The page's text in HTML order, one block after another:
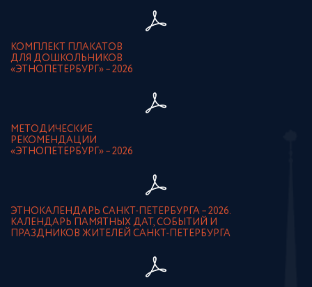
КОМПЛЕКТ ПЛАКАТОВ
ДЛЯ ДОШКОЛЬНИКОВ
«ЭТНОПЕТЕРБУРГ» – 2026
МЕТОДИЧЕСКИЕ
РЕКОМЕНДАЦИИ
«ЭТНОПЕТЕРБУРГ» – 2026
ЭТНОКАЛЕНДАРЬ САНКТ-ПЕТЕРБУРГА – 2026.
КАЛЕНДАРЬ ПАМЯТНЫХ ДАТ, СОБЫТИЙ И
ПРАЗДНИКОВ ЖИТЕЛЕЙ САНКТ-ПЕТЕРБУРГА